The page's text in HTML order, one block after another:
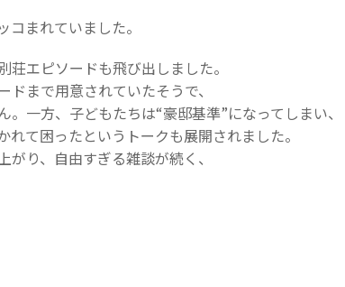
まれていました。
荘エピソードも飛び出しました。
まで用意されていたそうで、
。一方、子どもたちは“豪邸基準”になってしまい、
れて困ったというトークも展開されました。
り、自由すぎる雑談が続く、